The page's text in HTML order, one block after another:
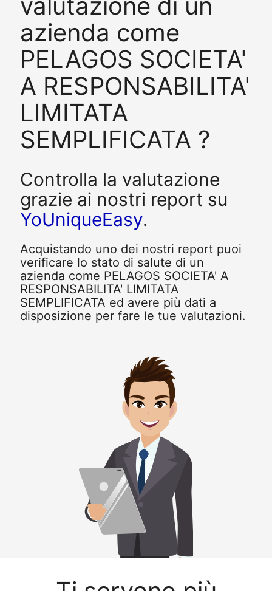
azienda come
PELAGOS SOCIETA'
A RESPONSABILITA'
LIMITATA
SEMPLIFICATA ?
Controlla la valutazione
grazie ai nostri report su
YoUniqueEasy.
Acquistando uno dei nostri report puoi
verificare lo stato di salute di un
azienda come PELAGOS SOCIETA' A
RESPONSABILITA' LIMITATA
SEMPLIFICATA ed avere più dati a
disposizione per fare le tue valutazioni.